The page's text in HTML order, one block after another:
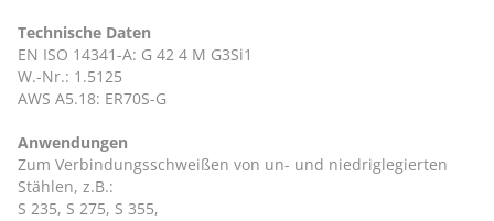
Technische Daten
EN ISO 14341-A: G 42 4 M G3Si1
W.-Nr.: 1.5125
AWS A5.18: ER70S-G
Anwendungen
Zum Verbindungsschweißen von un- und niedriglegierten
Stählen, z.B.:
S 235, S 275, S 355,